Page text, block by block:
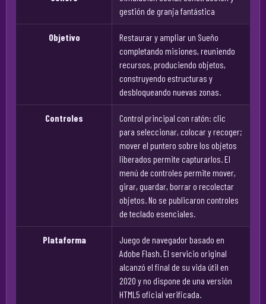
gestión de granja fantástica
Objetivo
Restaurar y ampliar un Sueño
completando misiones, reuniendo
recursos, produciendo objetos,
construyendo estructuras y
desbloqueando nuevas zonas.
Controles
Control principal con ratón: clic
para seleccionar, colocar y recoger;
mover el puntero sobre los objetos
liberados permite capturarlos. El
menú de controles permite mover,
girar, guardar, borrar o recolectar
objetos. No se publicaron controles
de teclado esenciales.
Plataforma
Juego de navegador basado en
Adobe Flash. El servicio original
alcanzó el final de su vida útil en
2020 y no dispone de una versión
HTML5 oficial verificada.